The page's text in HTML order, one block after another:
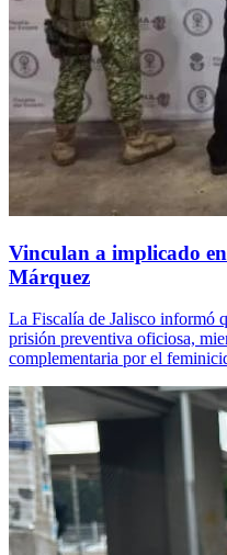
Vinculan a implicado
Márquez
La Fiscalía de Jalisco informó
prisión preventiva oficiosa,
complementaria por el